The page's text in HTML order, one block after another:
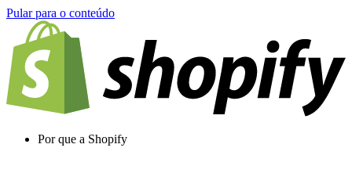
Pular para o conteúdo
Por que a Shopify